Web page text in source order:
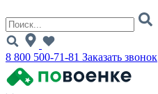
8 800 500-71-81 Заказать звонок